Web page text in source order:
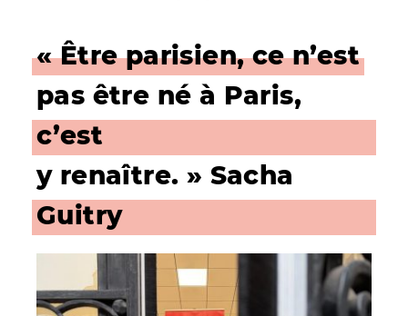
« Être parisien, ce n’est
pas être né à Paris,
c’est
y renaître. » Sacha
Guitry